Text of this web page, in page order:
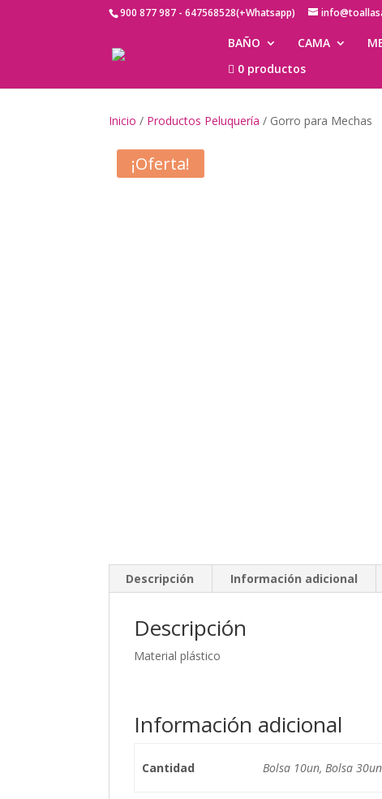
900 877 987 - 647568528(+Whatsapp)
BAÑO CAMA
0 productos
Inicio / Productos Peluquería / Gorro para Mechas
¡Oferta!
Descripción Información adicional
Descripción
Material plástico
Información adicional
Cantidad Bolsa 10un, Bolsa 30un